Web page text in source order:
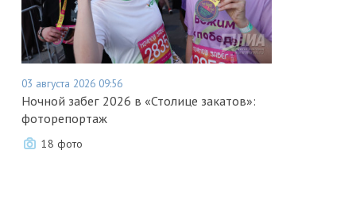
03 августа 2026 09:56
Ночной забег 2026 в «Столице закатов»:
фоторепортаж
18 фото